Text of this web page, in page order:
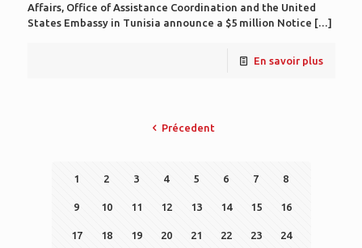
Affairs, Office of Assistance Coordination and the United
States Embassy in Tunisia announce a $5 million Notice […]
En savoir plus
Précedent
1 2 3 4 5 6 7 8
9 10 11 12 13 14 15 16
17 18 19 20 21 22 23 24